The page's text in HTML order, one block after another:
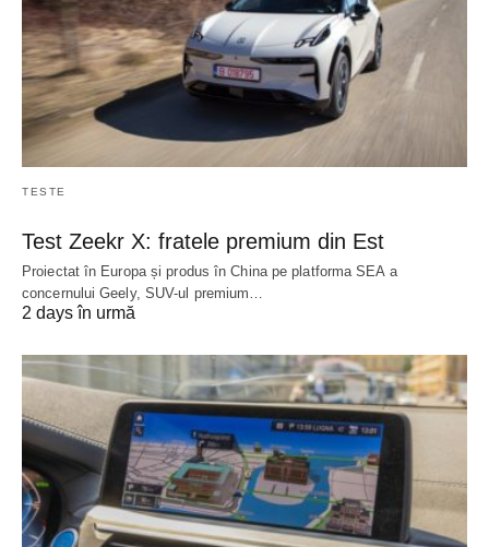
TESTE
Test Zeekr X: fratele premium din Est
Proiectat în Europa și produs în China pe platforma SEA a
concernului Geely, SUV-ul premium…
2 days în urmă